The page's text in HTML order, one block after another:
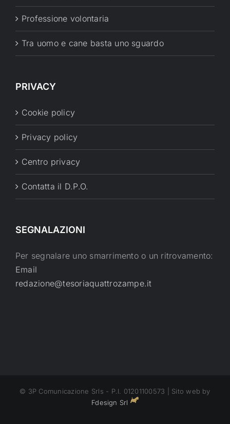
Professione volontaria
Tra uomo e cane basta uno sguardo
PRIVACY
Cookie policy
Privacy policy
Centro privacy
Contatta il D.P.O.
SEGNALAZIONI
Per segnalare uno smarrimento o un ritrovamento:
Email
redazione@tesoriaquattrozampe.it
© 3P Comunicazione Srls - P.I. 01201100573 | Sito web by
Fdesign Srl